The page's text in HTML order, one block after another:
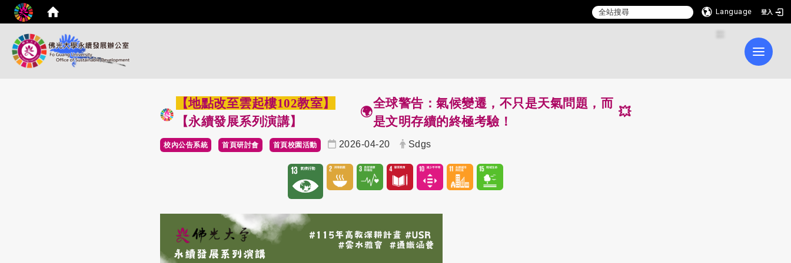
Language 登入
Toggle
【地點改至雲起樓102教室】
【永續發展系列演講】
🌍
全球警告：氣候變遷，不只是天氣問題，而
是文明存續的終極考驗！
💥
校內公告系統 首頁研討會 首頁校園活動 2026-04-20 Sdgs